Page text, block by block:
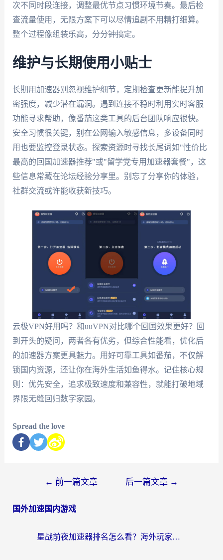
次不同时段连接，调整最优节点习惯环境节奏。最后检
查流量使用，无限方案下可以尽情追剧不用精打细算。
整个过程像组装乐高，分分钟搞定。
维护与长期使用小贴士
长期用加速器别忽视维护细节，定期检查更新能提升加
密强度，减少潜在漏洞。遇到连接不稳时利用实时客服
功能寻求帮助，像番茄这类工具的后台团队响应很快。
安全习惯很关键，别在公网输入敏感信息，多设备同时
用也要监控登录状态。探索资源时寻找长尾词如"性价比
最高的回国加速器推荐"或"留学党专用加速器套餐"，这
些信息常藏在论坛经验分享里。别忘了分享你的体验，
社群交流或许能收获新技巧。
云极VPN好用吗？和uuVPN对比哪个回国效果更好？回
到开头的疑问，两者各有优劣，但综合性能看，优化后
的加速器方案更具魅力。用好可靠工具如番茄，不仅解
锁国内资源，还让你在海外生活如鱼得水。记住核心规
则：优先安全，追求极致速度和兼容性，就能打破地域
界限无缝回归数字家园。
Spread the love
← 前一篇文章 后一篇文章 →
国外加速国内游戏
星战前夜加速器排名怎么看？海外玩家国服游戏畅玩终极指南（附欧洲玩跑跑我的起源解决方案）